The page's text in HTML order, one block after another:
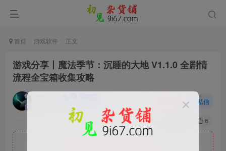
首页 游戏软件 正文
游戏分享丨魔法季节：沉睡的大地 V1.1.0 全剧情
流程全宝箱收集攻略
1月21日发布
私信
6